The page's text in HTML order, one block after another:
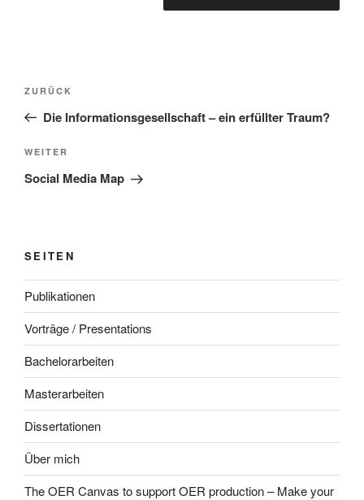
Beitragsnavigation
Vorheriger
Beitrag
ZURÜCK
Die Informationsgesellschaft – ein erfüllter Traum?
Nächster
Beitrag
WEITER
Social Media Map
SEITEN
Publikationen
Vorträge / Presentations
Bachelorarbeiten
Masterarbeiten
Dissertationen
Über mich
The OER Canvas to support OER production – Make your